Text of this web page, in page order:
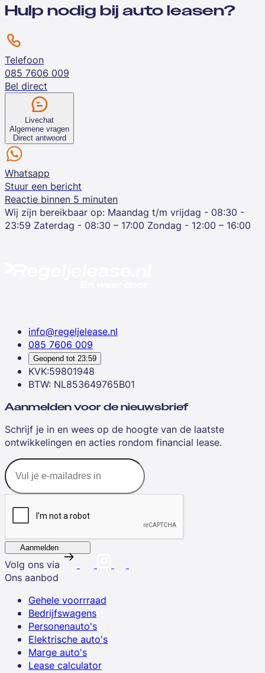
Hulp nodig bij auto leasen?
Telefoon
085 7606 009
Bel direct
Livechat
Algemene vragen
Direct antwoord
Whatsapp
Stuur een bericht
Reactie binnen 5 minuten
Wij zijn bereikbaar op: Maandag t/m vrijdag - 08:30 -
23:59 Zaterdag - 08:30 – 17:00 Zondag - 12:00 – 16:00
info@regeljelease.nl
085 7606 009
Geopend tot 23:59
KVK:59801948
BTW: NL853649765B01
Aanmelden voor de nieuwsbrief
Schrijf je in en wees op de hoogte van de laatste
ontwikkelingen en acties rondom financial lease.
Aanmelden
Volg ons via
Ons aanbod
Gehele voorrraad
Bedrijfswagens
Personenauto's
Elektrische auto's
Marge auto's
Lease calculator